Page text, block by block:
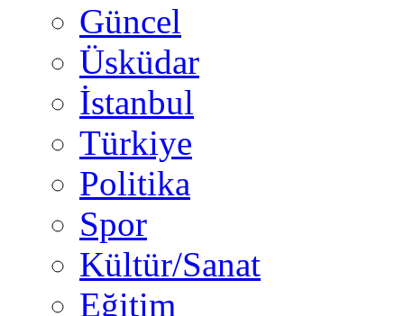
Güncel
Üsküdar
İstanbul
Türkiye
Politika
Spor
Kültür/Sanat
Eğitim